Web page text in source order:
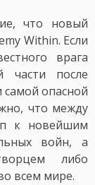
что новый
Within. Если
врага
части после
самой опасной
что между
к новейшим
войн, а
либо
всем мире.